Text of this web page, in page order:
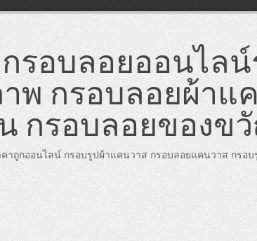
รอบลอยออนไล
พ กรอบลอยผ้าแ
กรอบลอยของข
าถูกออนไลน์ กรอบรูปผ้าแคนวาส กรอบลอยแคนวาส กรอ